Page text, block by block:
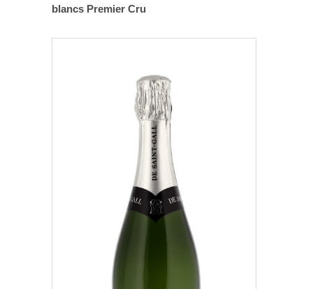
blancs Premier Cru